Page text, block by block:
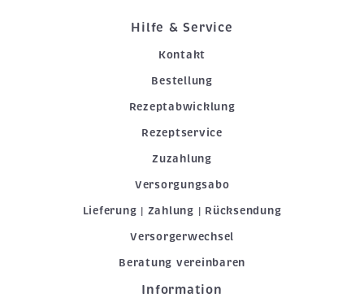
Hilfe & Service
Kontakt
Bestellung
Rezeptabwicklung
Rezeptservice
Zuzahlung
Versorgungsabo
Lieferung | Zahlung | Rücksendung
Versorgerwechsel
Beratung vereinbaren
Information